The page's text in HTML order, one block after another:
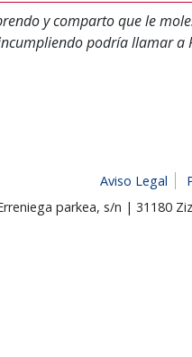
y comparto que le
podría llamar a
Aviso Legal
parkea, s/n | 31180